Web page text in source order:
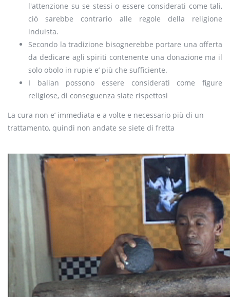
l'attenzione su se stessi o essere considerati come tali,
ciò sarebbe contrario alle regole della religione
induista.
Secondo la tradizione bisognerebbe portare una offerta
da dedicare agli spiriti contenente una donazione ma il
solo obolo in rupie e’ più che sufficiente.
I balian possono essere considerati come figure
religiose, di conseguenza siate rispettosi
La cura non e’ immediata e a volte e necessario più di un
trattamento, quindi non andate se siete di fretta